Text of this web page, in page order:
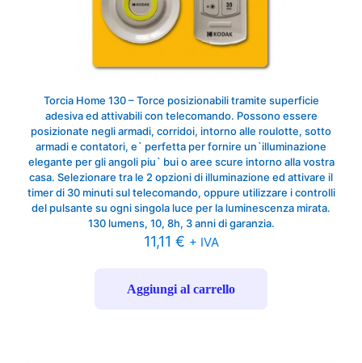
Torcia Home 130 – Torce posizionabili tramite superficie
adesiva ed attivabili con telecomando. Possono essere
posizionate negli armadi, corridoi, intorno alle roulotte, sotto
armadi e contatori, e` perfetta per fornire un`illuminazione
elegante per gli angoli piu` bui o aree scure intorno alla vostra
casa. Selezionare tra le 2 opzioni di illuminazione ed attivare il
timer di 30 minuti sul telecomando, oppure utilizzare i controlli
del pulsante su ogni singola luce per la luminescenza mirata.
130 lumens, 10, 8h, 3 anni di garanzia.
11,11 € + IVA
Aggiungi al carrello